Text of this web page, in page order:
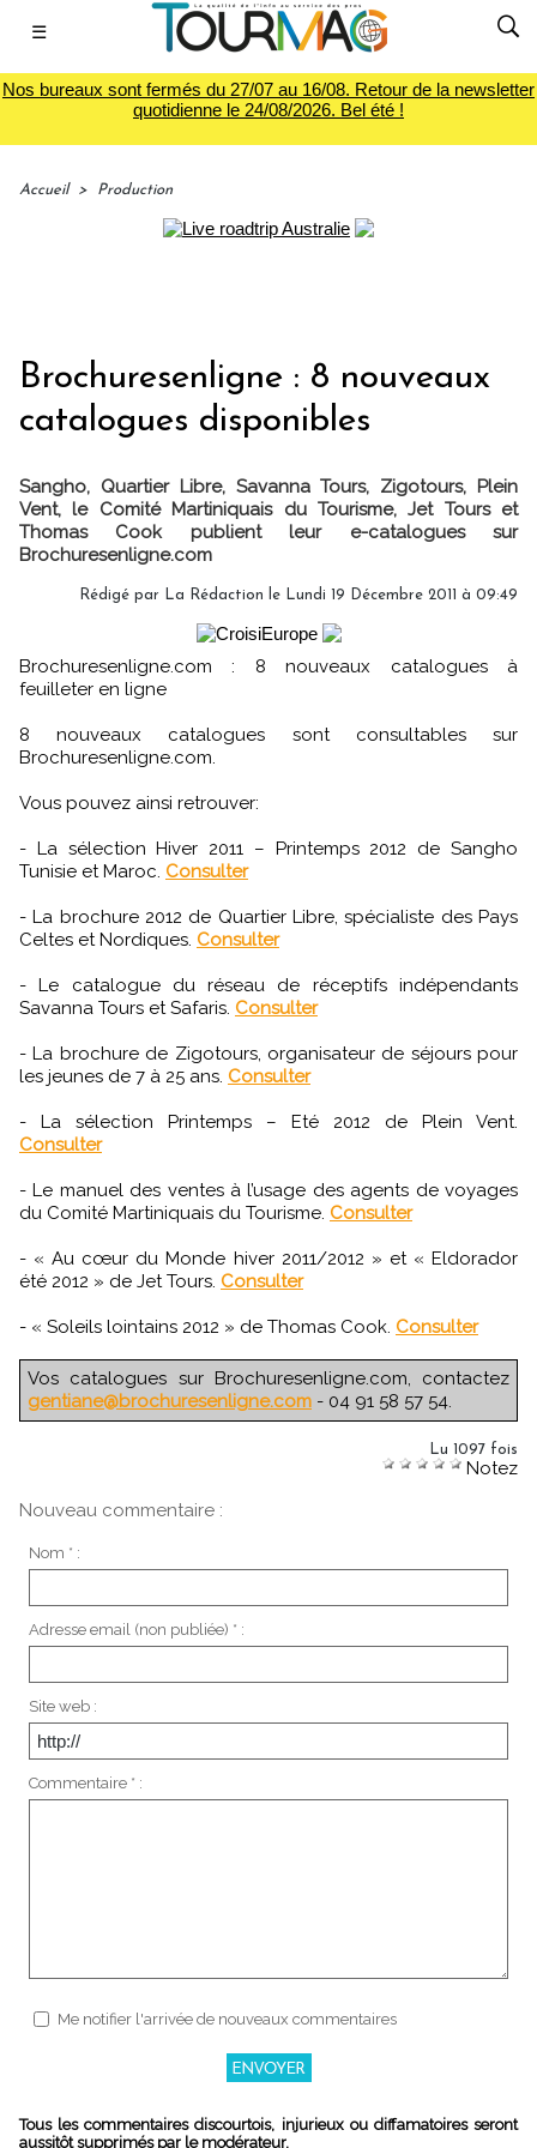
☰
Nos bureaux sont fermés du 27/07 au 16/08. Retour de la newsletter
quotidienne le 24/08/2026. Bel été !
Accueil > Production
Brochuresenligne : 8 nouveaux
catalogues disponibles
Sangho, Quartier Libre, Savanna Tours, Zigotours, Plein
Vent, le Comité Martiniquais du Tourisme, Jet Tours et
Thomas Cook publient leur e-catalogues sur
Brochuresenligne.com
Rédigé par La Rédaction le Lundi 19 Décembre 2011 à 09:49
Brochuresenligne.com : 8 nouveaux catalogues à
feuilleter en ligne
8 nouveaux catalogues sont consultables sur
Brochuresenligne.com.
Vous pouvez ainsi retrouver:
- La sélection Hiver 2011 – Printemps 2012 de Sangho
Tunisie et Maroc. Consulter
- La brochure 2012 de Quartier Libre, spécialiste des Pays
Celtes et Nordiques. Consulter
- Le catalogue du réseau de réceptifs indépendants
Savanna Tours et Safaris. Consulter
- La brochure de Zigotours, organisateur de séjours pour
les jeunes de 7 à 25 ans. Consulter
- La sélection Printemps – Eté 2012 de Plein Vent.
Consulter
- Le manuel des ventes à l’usage des agents de voyages
du Comité Martiniquais du Tourisme. Consulter
- « Au cœur du Monde hiver 2011/2012 » et « Eldorador
été 2012 » de Jet Tours. Consulter
- « Soleils lointains 2012 » de Thomas Cook. Consulter
Vos catalogues sur Brochuresenligne.com, contactez
gentiane@brochuresenligne.com - 04 91 58 57 54.
Lu 1097 fois
Notez
Nouveau commentaire :
Nom * :
Adresse email (non publiée) * :
Site web :
Commentaire * :
Me notifier l'arrivée de nouveaux commentaires
Tous les commentaires discourtois, injurieux ou diffamatoires seront
aussitôt supprimés par le modérateur.